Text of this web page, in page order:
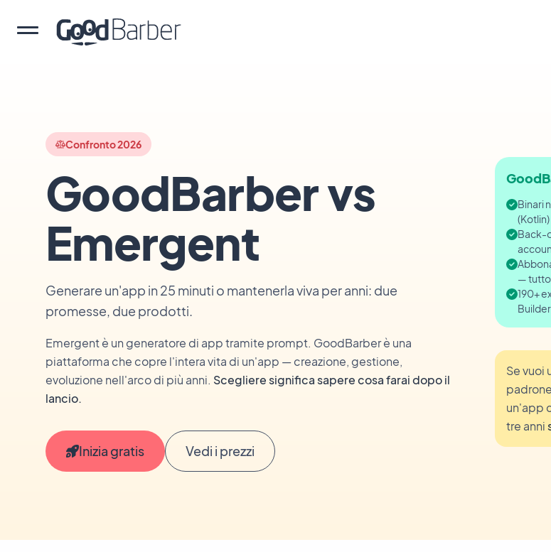
Confronto 2026
GoodBarber vs
Emergent
Generare un'app in 25 minuti o mantenerla viva per anni: due
promesse, due prodotti.
Emergent è un generatore di app tramite prompt. GoodBarber è una
piattaforma che copre l'intera vita di un'app — creazione, gestione,
evoluzione nell'arco di più anni. Scegliere significa sapere cosa farai dopo il
lancio.
Inizia gratis Vedi i prezzi
Binari
(Kotlin)
Back-
—
190+
Se vuoi
un'app
tre anni